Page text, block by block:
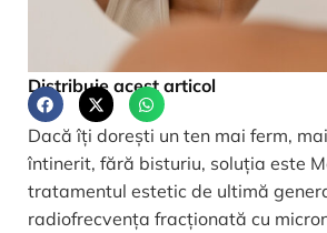
Distribuie acest articol
Dacă îți dorești un ten mai ferm,
întinerit, fără bisturiu, soluția este
tratamentul estetic de ultimă
radiofrecvența fracționată cu